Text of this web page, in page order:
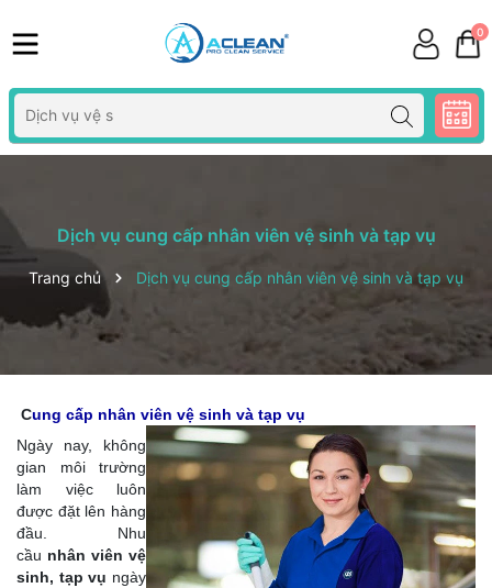
0
Dịch vụ cung cấp nhân viên vệ sinh và tạp vụ
Trang chủ Dịch vụ cung cấp nhân viên vệ sinh và tạp vụ
Cung cấp nhân viên vệ sinh và tạp vụ
Ngày nay, không
gian môi trường
làm việc luôn
được đặt lên hàng
đầu. Nhu
cầu nhân viên vệ
sinh, tạp vụ ngày